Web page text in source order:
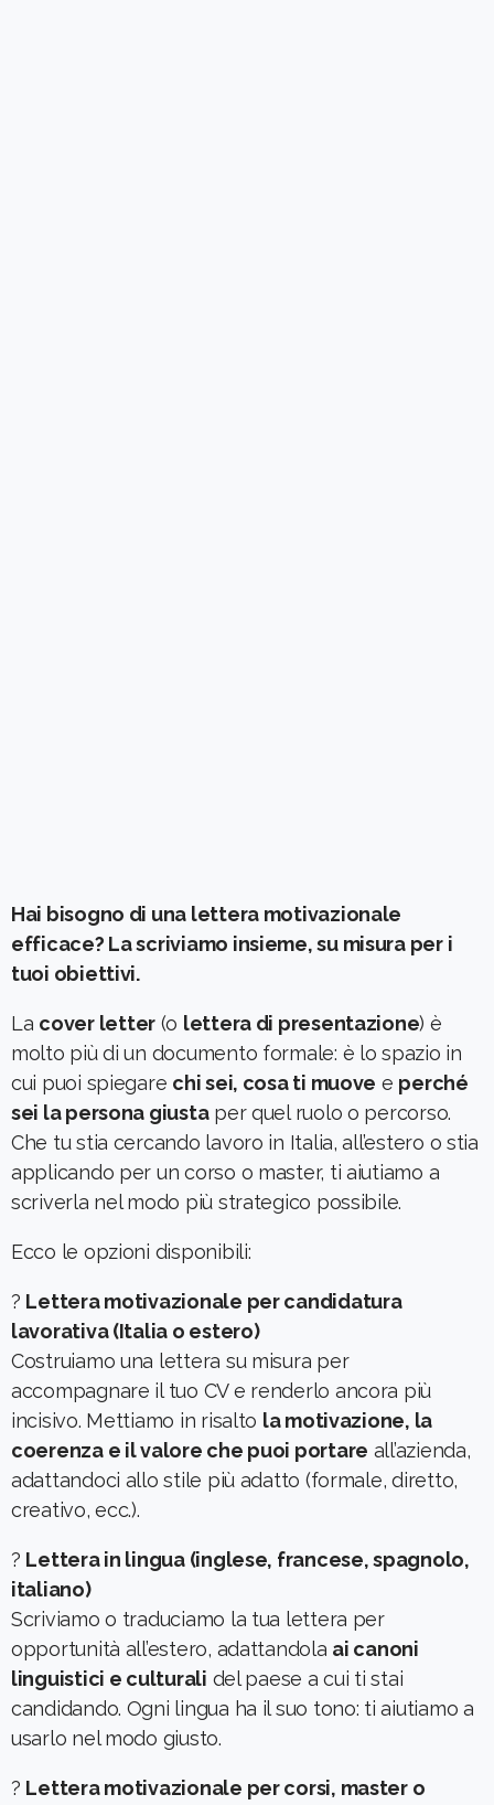
Hai bisogno di una lettera motivazionale
efficace? La scriviamo insieme, su misura per i
tuoi obiettivi.
La cover letter(o lettera di presentazione) è
molto più di un documento formale: è lo spazio in
cui puoi spiegare chi sei, cosa ti muove e perché
sei la persona giustaper quel ruolo o percorso.
Che tu stia cercando lavoro in Italia, all’estero o stia
applicando per un corso o master, ti aiutiamo a
scriverla nel modo più strategico possibile.
Ecco le opzioni disponibili:
? Lettera motivazionale per candidatura
lavorativa (Italia o estero)
Costruiamo una lettera su misura per
accompagnare il tuo CV e renderlo ancora più
incisivo. Mettiamo in risalto la motivazione, la
coerenza e il valore che puoi portare all’azienda,
adattandoci allo stile più adatto (formale, diretto,
creativo, ecc.).
? Lettera in lingua (inglese, francese, spagnolo,
italiano)
Scriviamo o traduciamo la tua lettera per
opportunità all’estero, adattandola ai canoni
linguistici e culturali del paese a cui ti stai
candidando. Ogni lingua ha il suo tono: ti aiutiamo a
usarlo nel modo giusto.
? Lettera motivazionale per corsi, master o